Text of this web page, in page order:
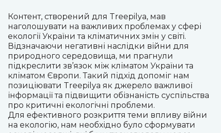
Контент, створений для Treepilya, мав
наголошувати на важливих проблемах у сфері
екології України та кліматичних змін у світі.
Відзначаючи негативні наслідки війни для
природного середовища, ми прагнули
підкреслити зв’язок між кліматом України та
кліматом Європи. Такий підхід допоміг нам
позиціювати Treepilya як джерело важливої
інформації та підвищити обізнаність суспільства
про критичні екологічні проблеми.
Для ефективного розкриття теми впливу війни
на екологію, нам необхідно було сформувати